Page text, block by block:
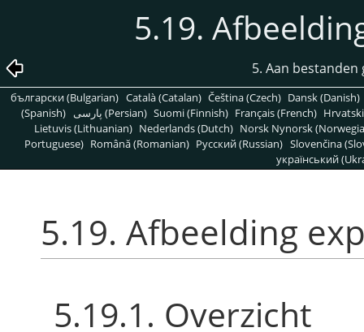
5.19.
5. Aan
български (Bulgarian) Català (Catalan) Čeština (Czech) Dansk (Danish)
(Spanish)
پارسی (Persian) Suomi (Finnish) Français (French)
Lietuvis (Lithuanian) Nederlands (Dutch) Norsk Nynorsk
Portuguese) Română (Romanian) Pусский (Russian) Slovenčina
український
5.19. Afbeelding
5.19.1. Overzicht